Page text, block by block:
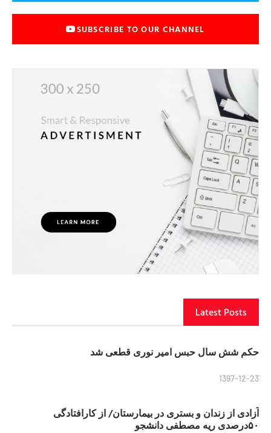
SUBSCRIBE TO OUR CHANNEL
Latest Posts
حکم شش سال حبس امیر نوری قطعی شد
1397-12-23
آزادی از زندان و بستری در بیمارستان/ از کارافتادگی
۵۰درصدی ریه مصطفی دانشجو